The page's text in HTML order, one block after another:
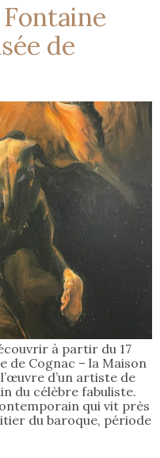
de
à partir du 17
de Cognac – la Maison
d’un artiste de
du célèbre fabuliste.
qui vit près
du baroque, période